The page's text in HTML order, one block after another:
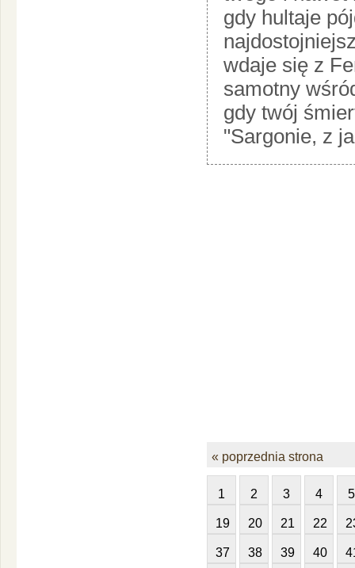
gdy hultaje
wdaje się z
samotny
gdy twój
"Sargonie, z
« poprzednia strona
1 2 3 4 5
19 20 21 22
37 38 39 40